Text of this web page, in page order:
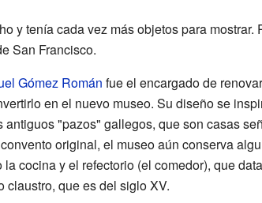
y tenía cada vez más objetos para mostrar.
San Francisco.
Gómez Román fue el encargado de
en el nuevo museo. Su diseño se
antiguos "pazos" gallegos, que son casas
original, el museo aún conserva
la cocina y el refectorio (el comedor), que
claustro, que es del siglo XV.